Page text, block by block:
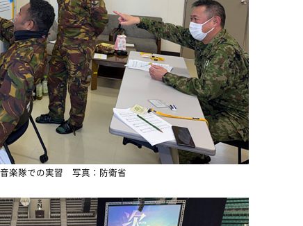
楽隊での実習 写真：防衛省